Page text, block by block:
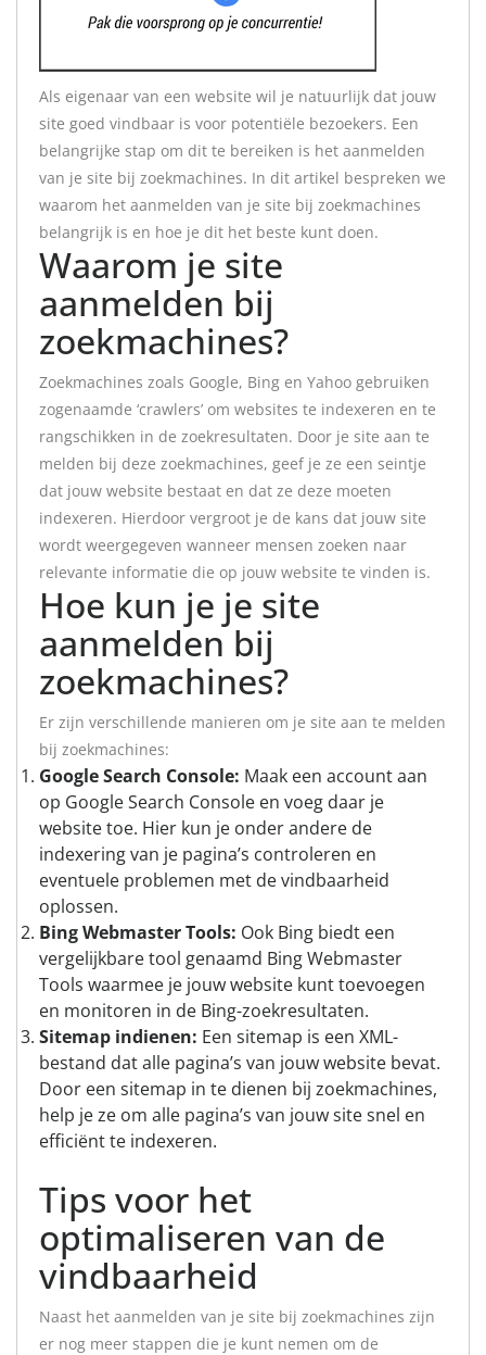
Als eigenaar van een website wil je natuurlijk dat jouw
site goed vindbaar is voor potentiële bezoekers. Een
belangrijke stap om dit te bereiken is het aanmelden
van je site bij zoekmachines. In dit artikel bespreken we
waarom het aanmelden van je site bij zoekmachines
belangrijk is en hoe je dit het beste kunt doen.
Waarom je site
aanmelden bij
zoekmachines?
Zoekmachines zoals Google, Bing en Yahoo gebruiken
zogenaamde ‘crawlers’ om websites te indexeren en te
rangschikken in de zoekresultaten. Door je site aan te
melden bij deze zoekmachines, geef je ze een seintje
dat jouw website bestaat en dat ze deze moeten
indexeren. Hierdoor vergroot je de kans dat jouw site
wordt weergegeven wanneer mensen zoeken naar
relevante informatie die op jouw website te vinden is.
Hoe kun je je site
aanmelden bij
zoekmachines?
Er zijn verschillende manieren om je site aan te melden
bij zoekmachines:
Google Search Console: Maak een account aan
op Google Search Console en voeg daar je
website toe. Hier kun je onder andere de
indexering van je pagina’s controleren en
eventuele problemen met de vindbaarheid
oplossen.
Bing Webmaster Tools: Ook Bing biedt een
vergelijkbare tool genaamd Bing Webmaster
Tools waarmee je jouw website kunt toevoegen
en monitoren in de Bing-zoekresultaten.
Sitemap indienen: Een sitemap is een XML-
bestand dat alle pagina’s van jouw website bevat.
Door een sitemap in te dienen bij zoekmachines,
help je ze om alle pagina’s van jouw site snel en
efficiënt te indexeren.
Tips voor het
optimaliseren van de
vindbaarheid
Naast het aanmelden van je site bij zoekmachines zijn
er nog meer stappen die je kunt nemen om de